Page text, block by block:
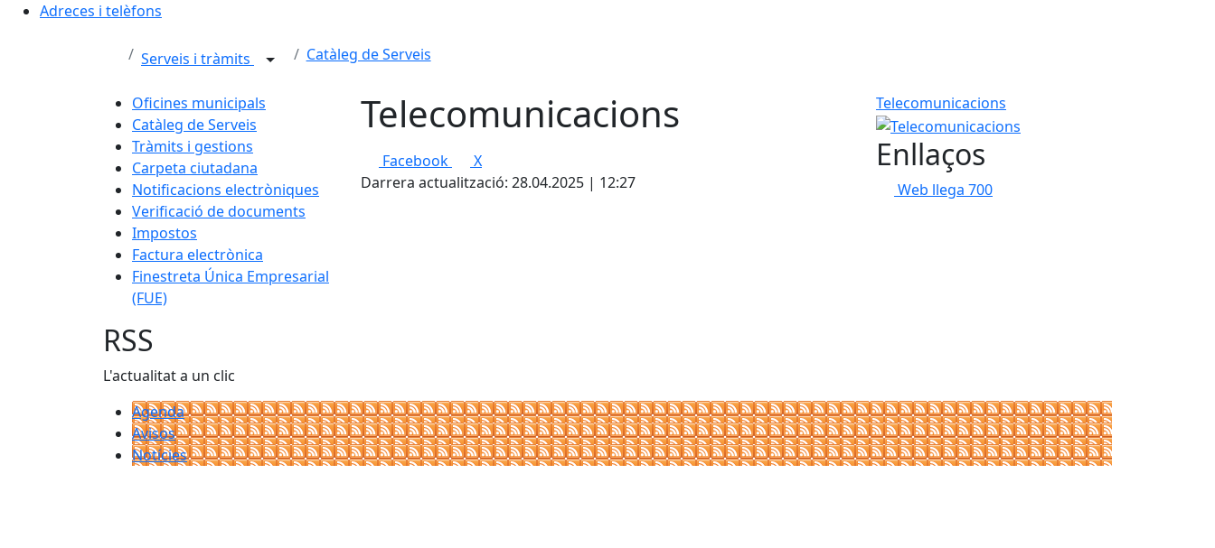
Adreces i telèfons
Serveis i tràmits Catàleg de Serveis
Oficines municipals
Catàleg de Serveis
Tràmits i gestions
Carpeta ciutadana
Notificacions electròniques
Verificació de documents
Impostos
Factura electrònica
Finestreta Única Empresarial
(FUE)
Telecomunicacions
Facebook
X
Darrera actualització: 28.04.2025 | 12:27
Telecomunicacions
Enllaços
Web llega 700
RSS
L'actualitat a un clic
Agenda
Avisos
Notícies